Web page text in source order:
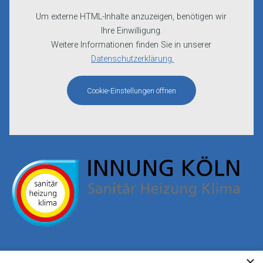
Um externe HTML-Inhalte anzuzeigen, benötigen wir
Ihre Einwilligung.
Weitere Informationen finden Sie in unserer
Datenschutzerklärung.
Cookie-Einstellungen öffnen